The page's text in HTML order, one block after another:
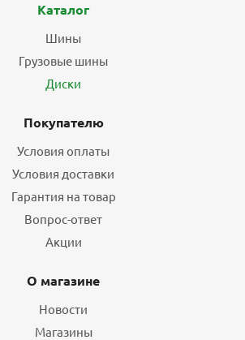
Каталог
Шины
Грузовые шины
Диски
Покупателю
Условия оплаты
Условия доставки
Гарантия на товар
Вопрос-ответ
Акции
О магазине
Новости
Магазины